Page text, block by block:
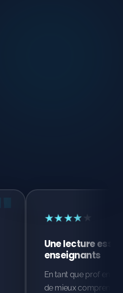
★★★★
Une lecture
enseignants
En tant que prof en
de mieux